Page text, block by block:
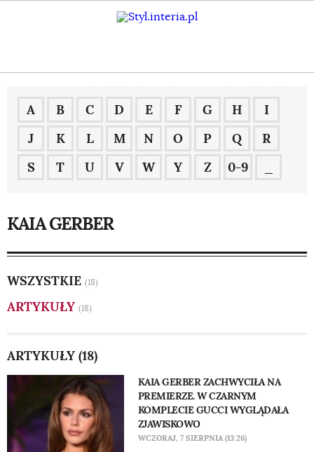
A B C D E F G H
I
J
K L M N O P Q
R
S
T U V W Y Z 0-9
KAIA GERBER
WSZYSTKIE (18)
ARTYKUŁY (18)
ARTYKUŁY (18)
KAIA GERBER ZACHWYCIŁA NA
PREMIERZE. W CZARNYM
KOMPLECIE GUCCI WYGLĄDAŁA
ZJAWISKOWO
WCZORAJ, 7 SIERPNIA (13:26)